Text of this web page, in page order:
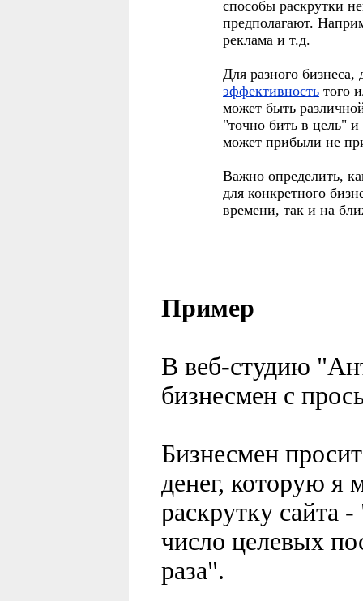
способы раскрутки
предполагают.
реклама и т.д.
Для разного бизнеса,
эффективность того
может быть
"точно бить в цель"
может прибыли не
Важно определить,
для конкретного
времени, так и на
Пример
В веб-студию
бизнесмен с
Бизнесмен
денег, которую я
раскрутку сайта -
число целевых
раза".